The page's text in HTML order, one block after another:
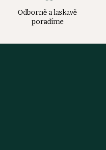
Odborně a laskavě
poradíme